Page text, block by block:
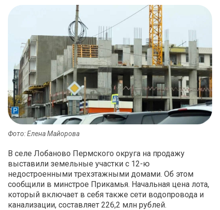
Фото: Елена Майорова
В селе Лобаново Пермского округа на продажу
выставили земельные участки с 12-ю
недостроенными трехэтажными домами. Об этом
сообщили в минстрое Прикамья. Начальная цена лота,
который включает в себя также сети водопровода и
канализации, составляет 226,2 млн рублей.